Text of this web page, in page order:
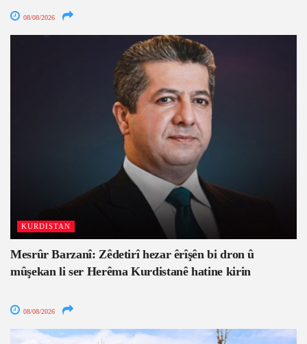
08/08/2026
KURDISTAN
Mesrûr Barzanî: Zêdetirî hezar êrîşên bi dron û
mûşekan li ser Herêma Kurdistanê hatine kirin
08/08/2026